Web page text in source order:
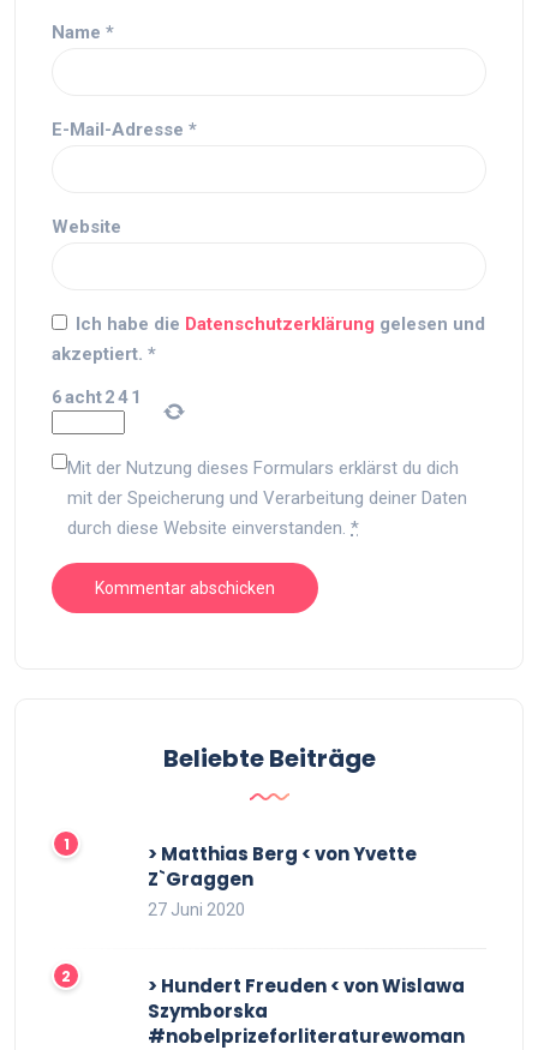
Name *
E-Mail-Adresse *
Website
Ich habe die Datenschutzerklärung gelesen und
akzeptiert. *
6acht241
Mit der Nutzung dieses Formulars erklärst du dich
mit der Speicherung und Verarbeitung deiner Daten
durch diese Website einverstanden. *
Beliebte Beiträge
> Matthias Berg < von Yvette
Z`Graggen
27 Juni 2020
> Hundert Freuden < von Wislawa
Szymborska
#nobelprizeforliteraturewoman